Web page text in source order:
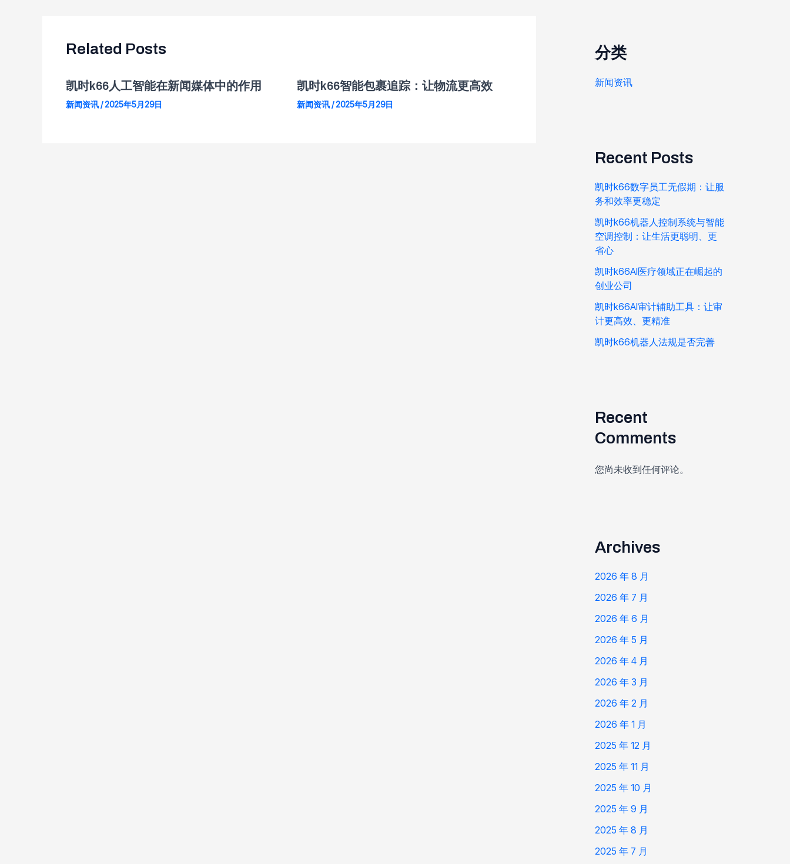
Related Posts
凯时k66人工智能在新闻媒体中的作用
新闻资讯/2025年5月29日
凯时k66智能包裹追踪：让物流更高效
新闻资讯/2025年5月29日
分类
新闻资讯
Recent Posts
凯时k66数字员工无假期：让服
务和效率更稳定
凯时k66机器人控制系统与智能
空调控制：让生活更聪明、更
省心
凯时k66AI医疗领域正在崛起的
创业公司
凯时k66AI审计辅助工具：让审
计更高效、更精准
凯时k66机器人法规是否完善
Recent
Comments
您尚未收到任何评论。
Archives
2026 年 8 月
2026 年 7 月
2026 年 6 月
2026 年 5 月
2026 年 4 月
2026 年 3 月
2026 年 2 月
2026 年 1 月
2025 年 12 月
2025 年 11 月
2025 年 10 月
2025 年 9 月
2025 年 8 月
2025 年 7 月